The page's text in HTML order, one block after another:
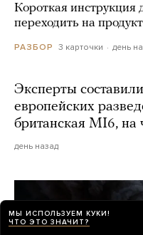
Короткая инструкция
переходить на
РАЗБОР 3 карточки день
Эксперты
европейских
британская MI6,
день назад
МЫ ИСПОЛЬЗУЕМ КУКИ!
ЧТО ЭТО ЗНАЧИТ?